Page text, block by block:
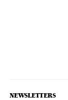
NEWSLETTERS